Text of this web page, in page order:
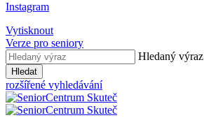
Instagram
Vytisknout
Verze pro seniory
Hledaný výraz
Hledat
rozšířené vyhledávání